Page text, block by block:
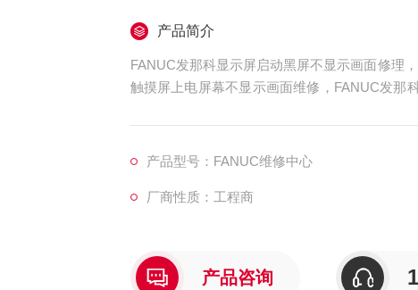
产品简介
FANUC发那科显示屏启动黑屏不显示画面修理
触摸屏上电屏幕不显示画面维修，FANUC发那
ANUC发那科触摸屏启动黑
产品型号：FANUC维修中心
厂商性质：工程商
产品咨询